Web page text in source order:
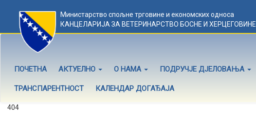
Министарство спољне трговине и економских односа
КАНЦЕЛАРИЈА ЗА ВЕТЕРИНАРСТВО БОСНЕ И ХЕРЦЕГОВИНЕ
ПОЧЕТНА АКТУЕЛНО О НАМА ПОДРУЧЈЕ ДЈЕЛОВАЊА
ТРАНСПАРЕНТНОСТ КАЛЕНДАР ДОГАЂАЈА
404